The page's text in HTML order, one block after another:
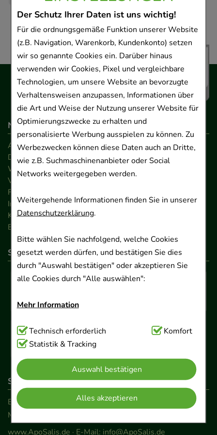
Der Schutz Ihrer Daten ist uns wichtig!
Für die ordnungsgemäße Funktion unserer Website
(z.B. Navigation, Warenkorb, Kundenkonto) setzen
wir so genannte Cookies ein. Darüber hinaus
verwenden wir Cookies, Pixel und vergleichbare
Technologien, um unsere Website an bevorzugte
Verhaltensweisen anzupassen, Informationen über
die Art und Weise der Nutzung unserer Website für
Optimierungszwecke zu erhalten und
personalisierte Werbung ausspielen zu können. Zu
Werbezwecken können diese Daten auch an Dritte,
wie z.B. Suchmaschinenanbieter oder Social
Networks weitergegeben werden.
Weitergehende Informationen finden Sie in unserer
Datenschutzerklärung.
Bitte wählen Sie nachfolgend, welche Cookies
gesetzt werden dürfen, und bestätigen Sie dies
durch "Auswahl bestätigen" oder akzeptieren Sie
alle Cookies durch "Alle auswählen":
Mehr Information
Technisch Notwendig:Hierbei handelt es sich um
Cookies, die für die Grundfunktionen unserer
Website notwendig sind (z.B. Navigation,
Warenkorb, Kundenkonto), weshalb auf diese nicht
verzichtet werden kann.
Komfort:Diese Cookies werden genutzt um das
Einkaufserlebnis noch ansprechender zu gestalten,
Technisch erforderlich
Komfort
Statistik & Tracking
Auswahl bestätigen
Alles akzeptieren
Navigation
AGB
Datenschutz
Widerrufsrecht
Versandkosten
FAQ
Impressum
Kontakt
Barrierefreiheitserklärung
So können Sie bezahlen
So erreichen Sie uns
Beratung und Kundenservice:
Montag - Freitag von 9.00 bis 17.00 Uhr
www.ApoSalis.de · E-Mail: info@ApoSalis.de